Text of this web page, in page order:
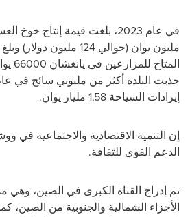
مليون يوان (حوالي 124
إيرادات السياحة 1.58 مليار يوان.
إن التنمية الاقتصادية والاجتماعية في
الدعم القوي للثقافة.
تم إدراج القناة الكبرى في الصين، وهي
الأجزاء الشمالية والجنوبية من الصين،